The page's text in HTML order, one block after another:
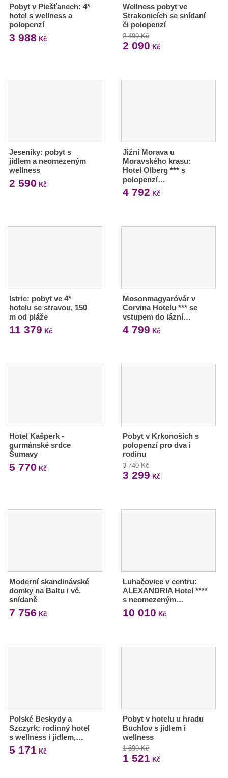
Pobyt v Piešťanech: 4*
hotel s wellness a
polopenzí
3 988 Kč
Wellness pobyt ve
Strakonicích se snídaní
či polopenzí
2 490 Kč
2 090 Kč
Jeseníky: pobyt s
jídlem a neomezeným
wellness
2 590 Kč
Jižní Morava u
Moravského krasu:
Hotel Olberg *** s
polopenzí…
4 792 Kč
Istrie: pobyt ve 4*
hotelu se stravou, 150
m od pláže
11 379 Kč
Mosonmagyaróvár v
Corvina Hotelu *** se
vstupem do lázní…
4 799 Kč
Hotel Kašperk -
gurmánské srdce
Šumavy
5 770 Kč
Pobyt v Krkonoších s
polopenzí pro dva i
rodinu
3 740 Kč
3 299 Kč
Moderní skandinávské
domky na Baltu i vč.
snídaně
7 756 Kč
Luhačovice v centru:
ALEXANDRIA Hotel ****
s neomezeným…
10 010 Kč
Polské Beskydy a
Szczyrk: rodinný hotel
s wellness i jídlem,…
5 171 Kč
Pobyt v hotelu u hradu
Buchlov s jídlem i
wellness
1 690 Kč
1 521 Kč